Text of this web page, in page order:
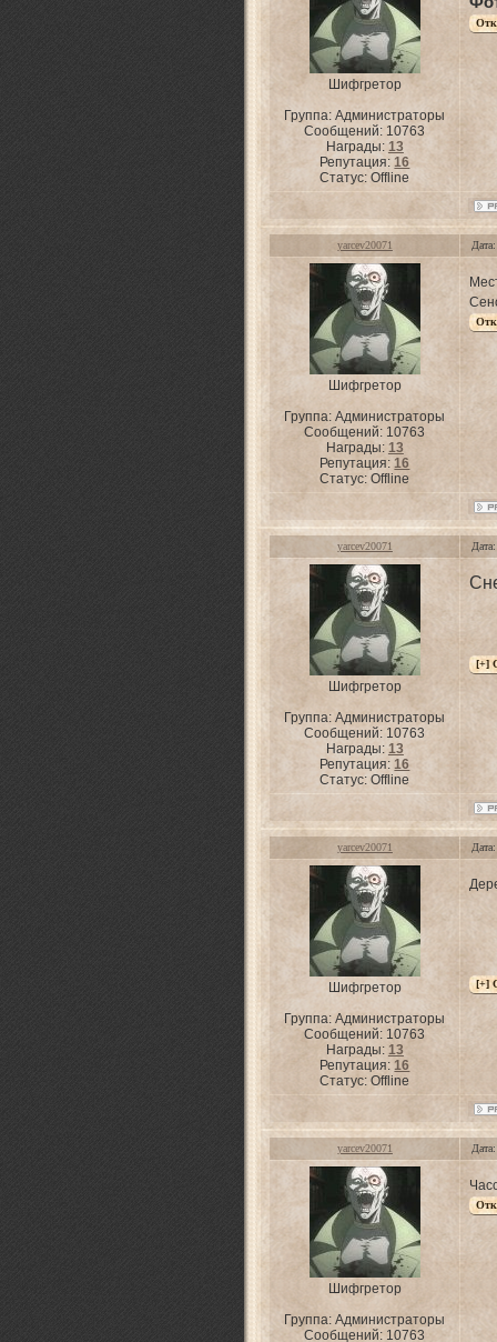
Шифгретор
Группа: Администраторы
Сообщений:10763
Награды: 13
Репутация:16
Статус:Offline
yarcev20071
Шифгретор
Группа: Администраторы
Сообщений: 10763
Награды: 13
Репутация:16
Статус:Offline
yarcev20071
Шифгретор
Группа: Администраторы
Сообщений: 10763
Награды: 13
Репутация:16
Статус:Offline
yarcev20071
Шифгретор
Группа: Администраторы
Сообщений: 10763
Награды: 13
Репутация: 16
Статус:Offline
yarcev20071
Шифгретор
Группа: Администраторы
Сообщений: 10763